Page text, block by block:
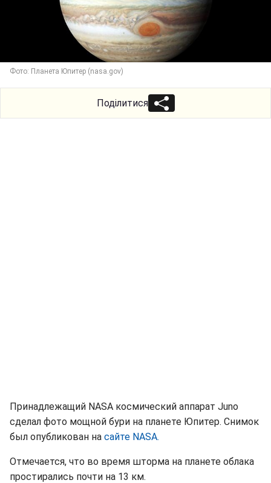
Фото: Планета Юпитер (nasa.gov)
Поділитися
Принадлежащий NASA космический аппарат Juno
сделал фото мощной бури на планете Юпитер. Снимок
был опубликован на сайте NASA.
Отмечается, что во время шторма на планете облака
простирались почти на 13 км.